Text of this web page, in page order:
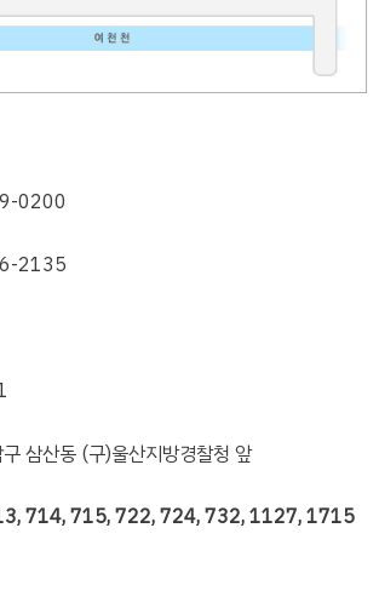
0200
2135
삼산동 (구)울산지방경찰청 앞
714, 715, 722, 724, 732, 1127, 1715